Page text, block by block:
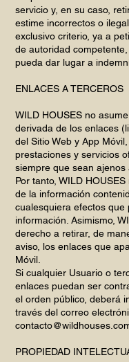
servicio y, en su caso,
estime incorrectos o
exclusivo criterio, ya a
de autoridad
pueda dar lugar a
ENLACES A TERCEROS
WILD HOUSES no
derivada de los enlaces
del Sitio Web y App
prestaciones y servicios
siempre que sean ajenos
Por tanto, WILD
de la información
cualesquiera efectos que
información. Asimismo,
derecho a retirar, de
aviso, los enlaces que
Móvil.
Si cualquier Usuario o
enlaces puedan ser
el orden público, deberá
través del correo
PROPIEDAD